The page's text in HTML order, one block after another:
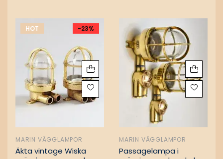
HOT -23%
MARIN VÄGGLAMPOR
Äkta vintage Wiska
MARIN VÄGGLAMPOR
Passagelampa i